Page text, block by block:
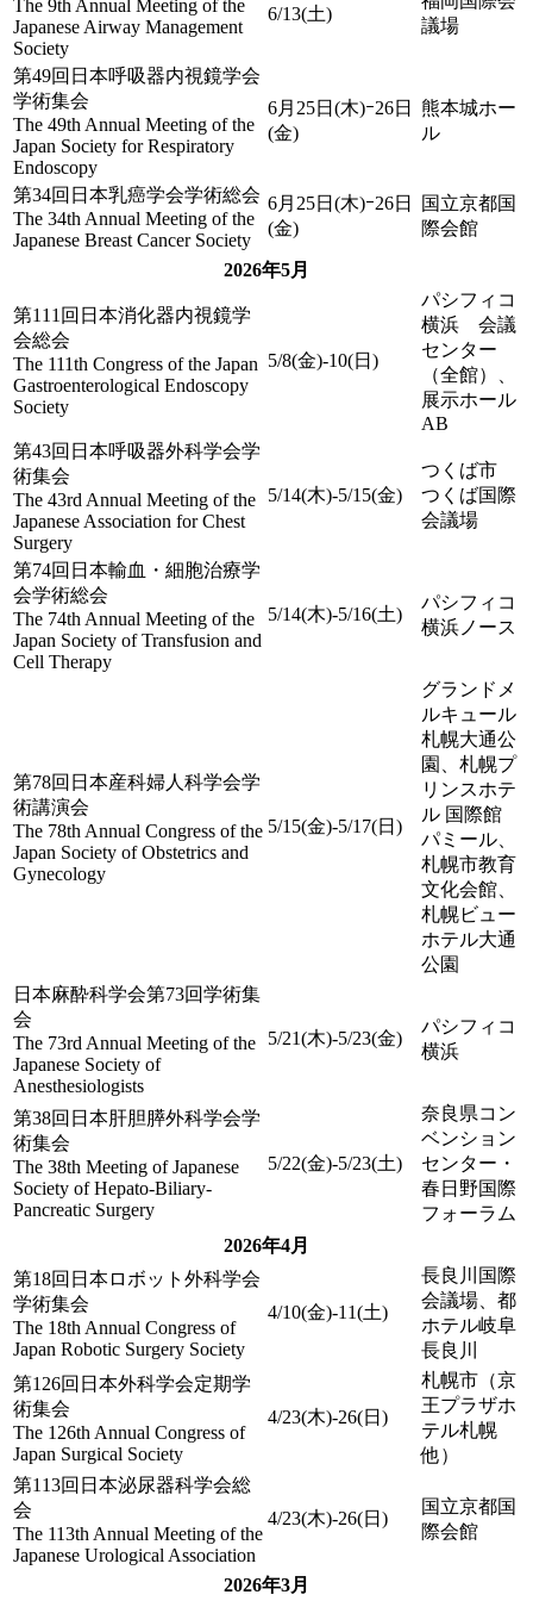
The 9th Annual Meeting of the
Japanese Airway Management
Society
6/13(土)
議場
第49回日本呼吸器内視鏡学会
学術集会
The 49th Annual Meeting of the
Japan Society for Respiratory
Endoscopy
6月25日(木)ｰ26日
(金)
熊本城ホー
ル
第34回日本乳癌学会学術総会
The 34th Annual Meeting of the
Japanese Breast Cancer Society
6月25日(木)ｰ26日
(金)
国立京都国
際会館
2026年5月
第111回日本消化器内視鏡学
会総会
The 111th Congress of the Japan
Gastroenterological Endoscopy
Society
5/8(金)-10(日)
パシフィコ
横浜 会議
センター
（全館）、
展示ホール
AB
第43回日本呼吸器外科学会学
術集会
The 43rd Annual Meeting of the
Japanese Association for Chest
Surgery
5/14(木)-5/15(金)
つくば市
つくば国際
会議場
第74回日本輸血・細胞治療学
会学術総会
The 74th Annual Meeting of the
Japan Society of Transfusion and
Cell Therapy
5/14(木)-5/16(土)
パシフィコ
横浜ノース
第78回日本産科婦人科学会学
術講演会
The 78th Annual Congress of the
Japan Society of Obstetrics and
Gynecology
5/15(金)-5/17(日)
グランドメ
ルキュール
札幌大通公
園、札幌プ
リンスホテ
ル 国際館
パミール、
札幌市教育
文化会館、
札幌ビュー
ホテル大通
公園
日本麻酔科学会第73回学術集
会
The 73rd Annual Meeting of the
Japanese Society of
Anesthesiologists
5/21(木)-5/23(金)
パシフィコ
横浜
第38回日本肝胆膵外科学会学
術集会
The 38th Meeting of Japanese
Society of Hepato-Biliary-
Pancreatic Surgery
5/22(金)-5/23(土)
奈良県コン
ベンション
センター・
春日野国際
フォーラム
2026年4月
第18回日本ロボット外科学会
学術集会
The 18th Annual Congress of
Japan Robotic Surgery Society
4/10(金)-11(土)
長良川国際
会議場、都
ホテル岐阜
長良川
第126回日本外科学会定期学
術集会
The 126th Annual Congress of
Japan Surgical Society
4/23(木)-26(日)
札幌市（京
王プラザホ
テル札幌
他）
第113回日本泌尿器科学会総
会
The 113th Annual Meeting of the
Japanese Urological Association
4/23(木)-26(日)
国立京都国
際会館
2026年3月